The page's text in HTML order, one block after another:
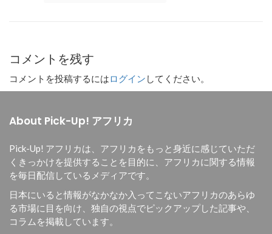
コメントを残す
コメントを投稿するにはログイン してください。
About Pick-Up! アフリカ
Pick-Up! アフリカは、 アフリカをもっと身近に感じていただ
くきっかけを提供することを目的に、 アフリカに関する情報
を毎日配信しているメディアです。
日本にいると情報がなかなか入ってこないアフリカのあらゆ
る市場に目を向け、独自の視点でピックアップした記事や、
コラムを掲載しています。